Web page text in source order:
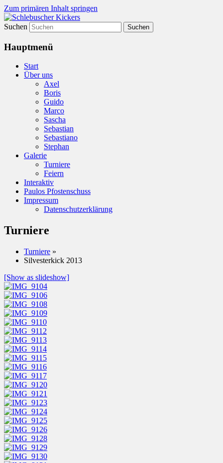
Zum primären Inhalt springen
Schlebuscher Kickers
Olé olé…olé olé….olé olé olé olé….
Suchen
Hauptmenü
Start
Über uns
Axel
Boris
Guido
Marco
Sascha
Sebastian
Sebastiano
Stephan
Galerie
Turniere
Feiern
Interaktiv
Paulos Pfostenschuss
Impressum
Datenschutzerklärung
Turniere
Turniere »
Silvesterkick 2013
[Show as slideshow]